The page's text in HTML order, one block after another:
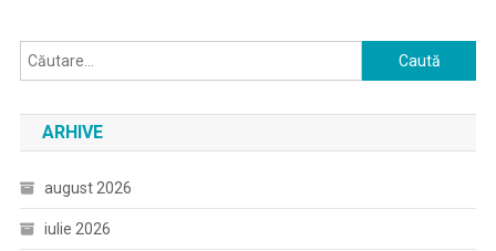
Caută
după:
ARHIVE
august 2026
iulie 2026